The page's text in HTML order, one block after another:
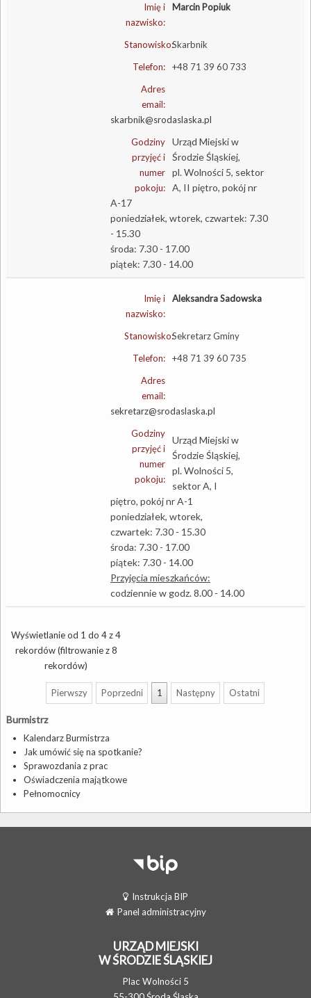
Imię i
nazwisko:
Marcin Popiuk
Stanowisko:Skarbnik
Telefon:
+48 71 39 60 733
Adres
email:
skarbnik@srodaslaska.pl
Godziny
przyjęć i
numer
pokoju:
Urząd Miejski w
Środzie Śląskiej,
pl. Wolności 5, sektor
A, II piętro, pokój nr
A-17
poniedziałek, wtorek, czwartek: 7.30
- 15.30
środa: 7.30 - 17.00
piątek: 7.30 - 14.00
Imię i
nazwisko:
Aleksandra Sadowska
Stanowisko:Sekretarz Gminy
Telefon:
+48 71 39 60 735
Adres
email:
sekretarz@srodaslaska.pl
Godziny
przyjęć i
numer
pokoju:
Urząd Miejski w
Środzie Śląskiej,
pl. Wolności 5,
sektor A, I
piętro, pokój nr A-1
poniedziałek, wtorek,
czwartek: 7.30 - 15.30
środa: 7.30 - 17.00
piątek: 7.30 - 14.00
Przyjęcia mieszkańców:
codziennie w godz. 8.00 - 14.00
Wyświetlanie od 1 do 4 z 4
rekordów (filtrowanie z 8
rekordów)
Pierwszy Poprzedni 1 Następny Ostatni
Burmistrz
Kalendarz Burmistrza
Jak umówić się na spotkanie?
Sprawozdania z prac
Oświadczenia majątkowe
Pełnomocnicy
Instrukcja BIP
Panel administracyjny
URZĄD MIEJSKI
W ŚRODZIE ŚLĄSKIEJ
Plac Wolności 5